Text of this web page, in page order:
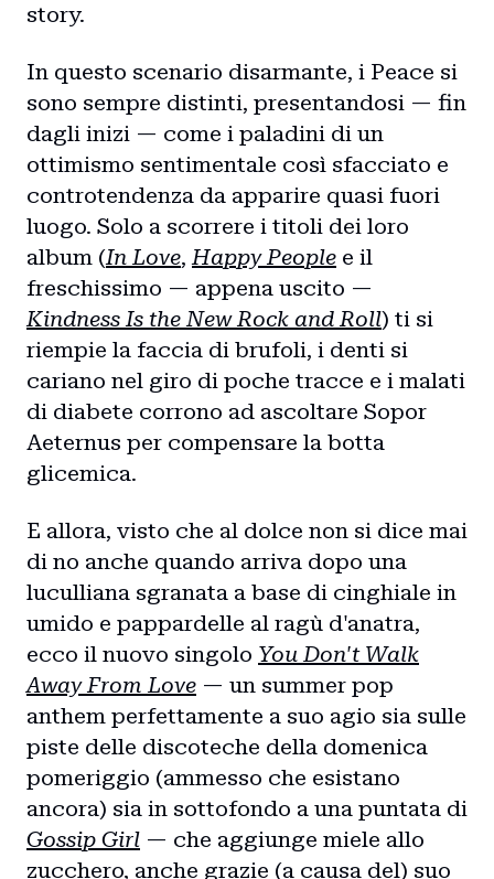
story.
In questo scenario disarmante, i Peace si
sono sempre distinti, presentandosi — fin
dagli inizi — come i paladini di un
ottimismo sentimentale così sfacciato e
controtendenza da apparire quasi fuori
luogo. Solo a scorrere i titoli dei loro
album (In Love,Happy People e il
freschissimo — appena uscito —
Kindness Is the New Rock and Roll) ti si
riempie la faccia di brufoli, i denti si
cariano nel giro di poche tracce e i malati
di diabete corrono ad ascoltare Sopor
Aeternus per compensare la botta
glicemica.
E allora, visto che al dolce non si dice mai
di no anche quando arriva dopo una
luculliana sgranata a base di cinghiale in
umido e pappardelle al ragù d'anatra,
ecco il nuovo singolo You Don't Walk
Away From Love — un summer pop
anthem perfettamente a suo agio sia sulle
piste delle discoteche della domenica
pomeriggio (ammesso che esistano
ancora) sia in sottofondo a una puntata di
Gossip Girl — che aggiunge miele allo
zucchero, anche grazie (a causa del) suo